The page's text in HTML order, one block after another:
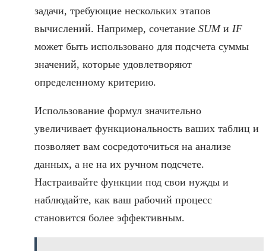
задачи, требующие нескольких этапов
вычислений. Например, сочетание SUMи IF
может быть использовано для подсчета суммы
значений, которые удовлетворяют
определенному критерию.
Использование формул значительно
увеличивает функциональность ваших таблиц и
позволяет вам сосредоточиться на анализе
данных, а не на их ручном подсчете.
Настраивайте функции под свои нужды и
наблюдайте, как ваш рабочий процесс
становится более эффективным.